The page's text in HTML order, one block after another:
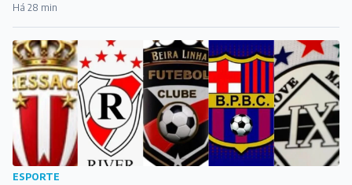
Há 28 min
ESPORTE